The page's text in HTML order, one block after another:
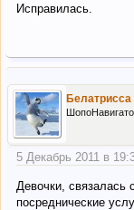
Исправилась.
Белатрисса
5 Декабрь 2011 в
Девочки,
посреднические